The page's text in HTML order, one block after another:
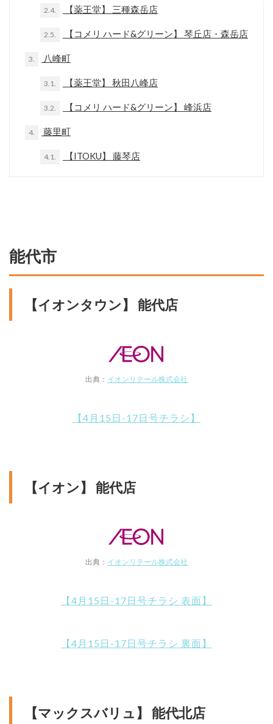
2.4. 【薬王堂】 三種森岳店
2.5. 【コメリ ハード&グリーン】 琴丘店・森岳店
3. 八峰町
3.1. 【薬王堂】 秋田八峰店
3.2. 【コメリ ハード&グリーン】 峰浜店
4. 藤里町
4.1. 【ITOKU】 藤琴店
能代市
【イオンタウン】 能代店
出典： イオンリテール株式会社
【4月15日-17日号チラシ】
【イオン】 能代店
出典： イオンリテール株式会社
【4月15日-17日号チラシ 表面】
【4月15日-17日号チラシ 裏面】
【マックスバリュ】 能代北店